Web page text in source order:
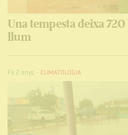
Una tempesta deixa
llum
Fa 2 anys - CLIMATOLOGIA